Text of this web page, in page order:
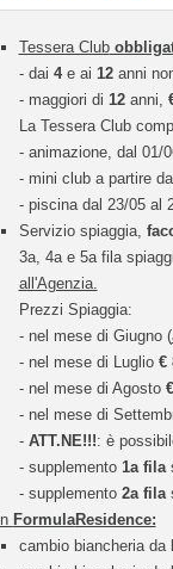
Tessera Club
- dai 4e ai 12anni
- maggiori di 12anni,
La Tessera Club
- animazione, dal 01/
- mini club a partire
- piscina dal 23/05 al
Servizio spiaggia,
3a, 4a e 5a fila
all'Agenzia.
Prezzi Spiaggia:
- nel mese di Giugno (
- nel mese di Luglio €
- nel mese di Agosto €
- nel mese di
- ATT.NE!!!: è
- supplemento 1a fila
- supplemento 2a fila
In FormulaResidence:
cambio biancheria da